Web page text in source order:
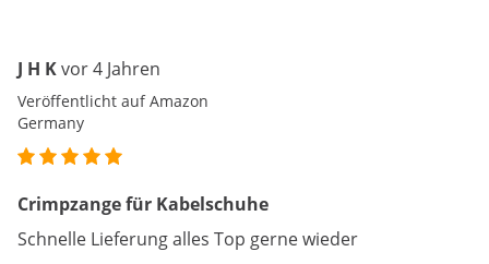
J H Kvor 4 Jahren
Veröffentlicht auf Amazon
Germany
Crimpzange für Kabelschuhe
Schnelle Lieferung alles Top gerne wieder